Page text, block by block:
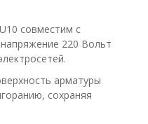
совместим с
220 Вольт
арматуры
сохраняя